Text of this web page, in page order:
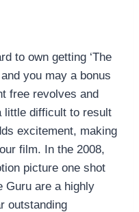
to own getting ‘The
you may a bonus
free revolves and
little difficult to result
excitement, making
film. In the 2008,
picture one shot
Guru are a highly
outstanding